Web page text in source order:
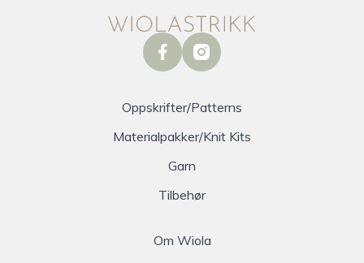
facebookinstagram
Oppskrifter/Patterns
Materialpakker/Knit Kits
Garn
Tilbehør
Om Wiola